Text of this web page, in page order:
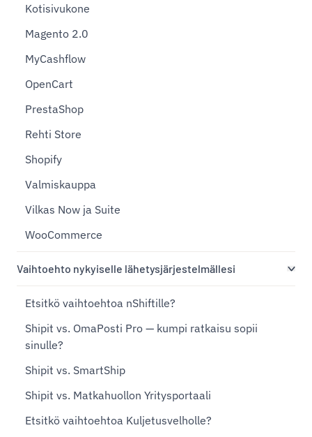
Kotisivukone
Magento 2.0
MyCashflow
OpenCart
PrestaShop
Rehti Store
Shopify
Valmiskauppa
Vilkas Now ja Suite
WooCommerce
Vaihtoehto nykyiselle lähetysjärjestelmällesi
Etsitkö vaihtoehtoa nShiftille?
Shipit vs. OmaPosti Pro — kumpi ratkaisu sopii
sinulle?
Shipit vs. SmartShip
Shipit vs. Matkahuollon Yritysportaali
Etsitkö vaihtoehtoa Kuljetusvelholle?